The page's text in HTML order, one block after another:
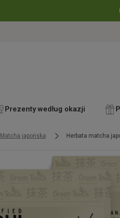
Prezenty według okazji
Matcha japońska Herbata matcha